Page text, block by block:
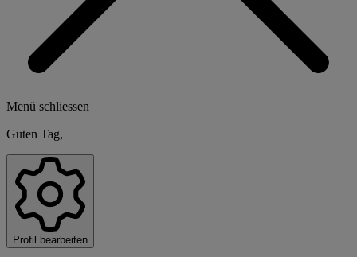
Menü schliessen
Guten Tag,
Profil bearbeiten